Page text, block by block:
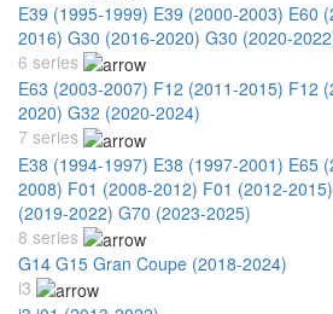
E39 (1995-1999) E39 (2000-2003) E60
2016) G30 (2016-2020) G30 (2020-
6 series
E63 (2003-2007) F12 (2011-2015) F12
2020) G32 (2020-2024)
7 series
E38 (1994-1997) E38 (1997-2001) E65
2008) F01 (2008-2012) F01 (2012-2015)
(2019-2022) G70 (2023-2025)
8 series
G14 G15 Gran Coupe (2018-2024)
i3